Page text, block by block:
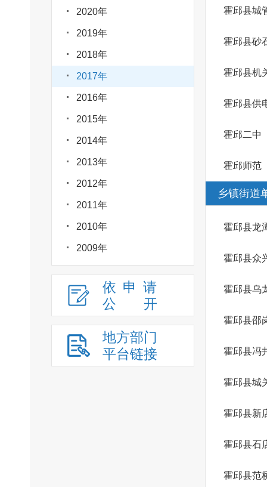
2020年
2019年
2018年
2017年
2016年
2015年
2014年
2013年
2012年
2011年
2010年
2009年
依申请
公
开
地方部门
平台链接
霍邱县城
霍邱县砂
霍邱县机
霍邱县供
霍邱二中
霍邱师范
乡镇街道
霍邱县龙
霍邱县众
霍邱县乌
霍邱县邵
霍邱县冯
霍邱县城
霍邱县新
霍邱县石
霍邱县范